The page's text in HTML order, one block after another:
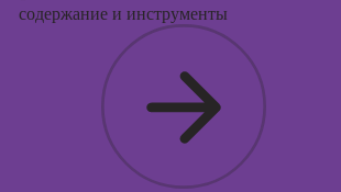
содержание и инструменты